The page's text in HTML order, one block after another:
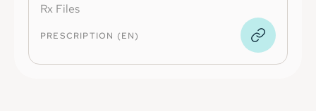
Rx Files
PRESCRIPTION (EN)